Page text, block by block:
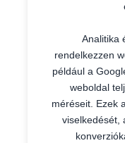
Analitika
rendelkezzen
például a
weboldal
méréseit. Ezek
viselkedését,